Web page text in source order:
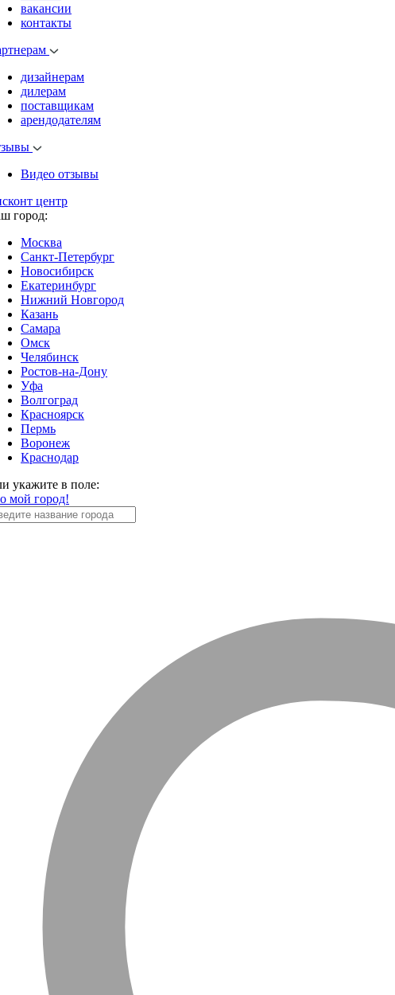
вакансии
контакты
дизайнерам
дилерам
поставщикам
арендодателям
Видео отзывы
центр
город:
Москва
Санкт-Петербург
Новосибирск
Екатеринбург
Нижний Новгород
Казань
Самара
Омск
Челябинск
Ростов-на-Дону
Уфа
Волгоград
Красноярск
Пермь
Воронеж
Краснодар
укажите в поле:
мой город!